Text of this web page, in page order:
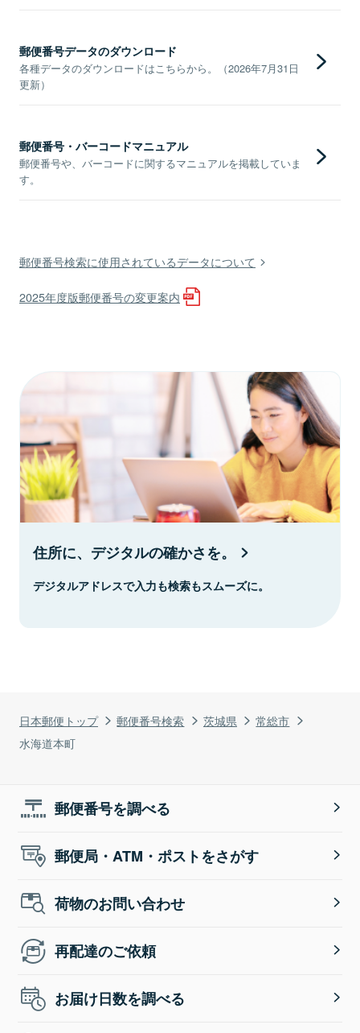
日本郵便トップ 郵便番号検索 茨城県
常総市
水海道本町
郵便番号データのダウンロード
各種データのダウンロードはこちらから。（2026年7月31日
更新）
郵便番号・バーコードマニュアル
郵便番号や、バーコードに関するマニュアルを掲載していま
す。
郵便番号検索に使用されているデータについて
2025年度版郵便番号の変更案内
住所に、デジタルの確かさを。
デジタルアドレスで入力も検索もスムーズに。
郵便番号を調べる
郵便局・ATM・ポストをさがす
荷物のお問い合わせ
再配達のご依頼
お届け日数を調べる